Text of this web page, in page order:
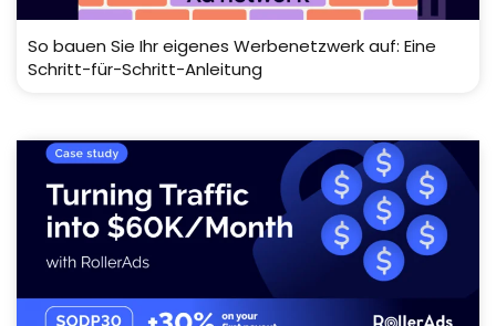
So bauen Sie Ihr eigenes Werbenetzwerk auf: Eine
Schritt-für-Schritt-Anleitung